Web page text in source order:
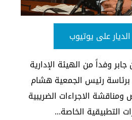
على يوتيوب
وفداً من الهيئة الإدارية
برئاسة رئيس الجمعية هشام
الاجراءات الضريبية